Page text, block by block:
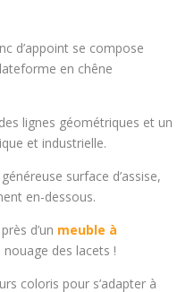
d’appoint se compose
en chêne
lignes géométriques et un
et industrielle.
surface d’assise,
en-dessous.
d’un meuble à
des lacets !
coloris pour s’adapter à